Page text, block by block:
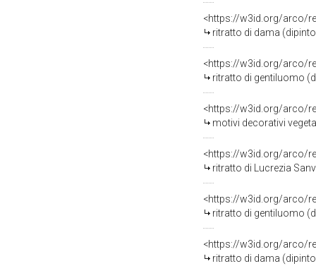
<https://w3id.org/arco/
ritratto di dama
<https://w3id.org/arco/
ritratto di gentiluomo
<https://w3id.org/arco/
motivi decorativi vegetali con grottesche;
<https://w3id.org/arco/
ritratto di Lucrezia
<https://w3id.org/arco/
ritratto di gentiluomo
<https://w3id.org/arco/
ritratto di dama